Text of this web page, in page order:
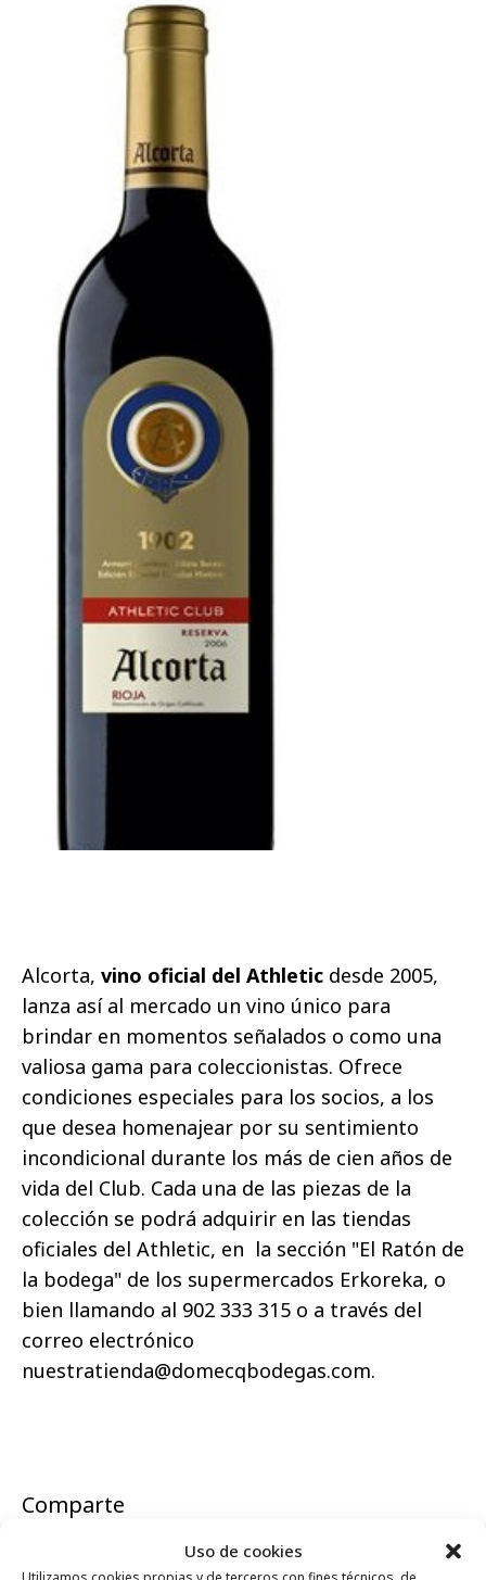
Uso de cookies
Utilizamos cookies propias y de terceros con fines técnicos, de
Alcorta, vino oficial del Athletic desde 2005,
lanza así al mercado un vino único para
brindar en momentos señalados o como una
valiosa gama para coleccionistas. Ofrece
condiciones especiales para los socios, a los
que desea homenajear por su sentimiento
incondicional durante los más de cien años de
vida del Club. Cada una de las piezas de la
colección se podrá adquirir en las tiendas
oficiales del Athletic, en la sección "El Ratón de
la bodega" de los supermercados Erkoreka, o
bien llamando al 902 333 315 o a través del
correo electrónico
nuestratienda@domecqbodegas.com.
Comparte